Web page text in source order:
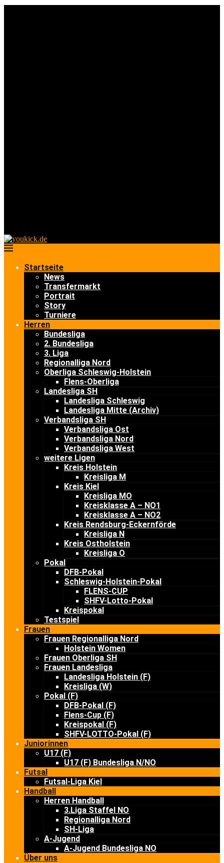
Startseite
News
Transfermarkt
Portrait
Story
Turniere
Herren
Bundesliga
2. Bundesliga
3. Liga
Regionalliga Nord
Oberliga Schleswig-Holstein
Flens-Oberliga
Landesliga SH
Landesliga Schleswig
Landesliga Mitte (Archiv)
Verbandsliga SH
Verbandsliga Ost
Verbandsliga Nord
Verbandsliga West
weitere Ligen
Kreis Holstein
Kreisliga M
Kreis Kiel
Kreisliga MO
Kreisklasse A – NO1
Kreisklasse A – NO2
Kreis Rendsburg-Eckernförde
Kreisliga N
Kreis Ostholstein
Kreisliga O
Pokal
DFB-Pokal
Schleswig-Holstein-Pokal
FLENS-CUP
SHFV-Lotto-Pokal
Kreispokal
Testspiel
Frauen
Frauen Regionalliga Nord
Holstein Women
Frauen Oberliga SH
Frauen Landesliga
Landesliga Holstein (F)
Kreisliga (W)
Pokal (F)
DFB-Pokal (F)
Flens-Cup (F)
Kreispokal (F)
SHFV-LOTTO-Pokal (F)
Juniorinnen
U17 (F)
U17 (F) Bundesliga N/NO
Futsal
Futsal-Liga Kiel
Handball
Herren Handball
3.Liga Staffel NO
Regionalliga Nord
SH-Liga
A-Jugend
A-Jugend Bundesliga NO
Über uns